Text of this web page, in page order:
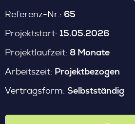
Referenz-Nr.: 65
Projektstart: 15.05.2026
Projektlaufzeit: 8 Monate
Arbeitszeit: Projektbezogen
Vertragsform: Selbstständig